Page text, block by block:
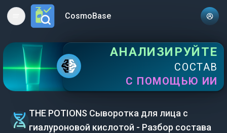
Open main menuCosmoBase
АНАЛИЗИРУЙТЕ
СОСТАВ
С ПОМОЩЬЮ ИИ
THE POTIONS Сыворотка для лица с
гиалуроновой кислотой - Разбор состава